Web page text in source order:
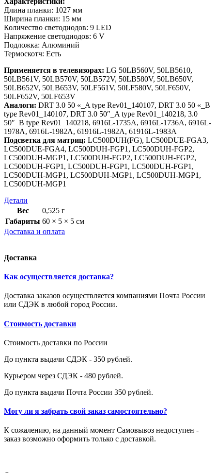
Длина планки: 1027 мм
Ширина планки: 15 мм
Количество светодиодов: 9 LED
Напряжение светодиодов: 6 V
Подложка: Алюминий
Термоскотч: Есть
Применяется в телевизорах: LG 50LB560V, 50LB5610,
50LB561V, 50LB570V, 50LB572V, 50LB580V, 50LB650V,
50LB652V, 50LB653V, 50LF561V, 50LF580V, 50LF650V,
50LF652V, 50LF653V
Аналоги: DRT 3.0 50 «_A type Rev01_140107, DRT 3.0 50 «_B
type Rev01_140107, DRT 3.0 50″_A type Rev01_140218, 3.0
50″_B type Rev01_140218, 6916L-1735A, 6916L-1736A, 6916L-
1978A, 6916L-1982A, 61916L-1982A, 61916L-1983A
Подсветка для матриц: LC500DUH(FG), LC500DUE-FGA3,
LC500DUE-FGA4, LC500DUH-FGP1, LC500DUH-FGP2,
LC500DUH-MGP1, LC500DUH-FGP2, LC500DUH-FGP2,
LC500DUH-FGP1, LC500DUH-FGP1, LC500DUH-FGP1,
LC500DUH-MGP1, LC500DUH-MGP1, LC500DUH-MGP1,
LC500DUH-MGP1
Детали
Вес
0,525 г
Габариты 60 × 5 × 5 см
Доставка и оплата
Доставка
Как осуществляется доставка?
Доставка заказов осуществляется компаниями Почта России
или СДЭК в любой город России.
Стоимость доставки
Стоимость доставки по России
До пункта выдачи СДЭК - 350 рублей.
Курьером через СДЭК - 480 рублей.
До пункта выдачи Почта России 350 рублей.
Могу ли я забрать свой заказ самостоятельно?
К сожалению, на данный момент Самовывоз недоступен -
заказ возможно оформить только с доставкой.